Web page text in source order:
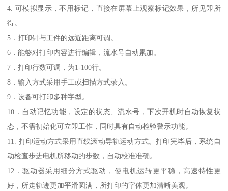
4. 可模拟显示，不用标记，直接在屏幕上观察标记效果，所见即所
得。
5．打印针与工件的远近距离可调。
6．能够对打印内容进行编辑，流水号自动累加。
7．打印行数可调，为1-100行。
8．输入方式采用手工或扫描方式录入。
9．设备可打印多种字型。
10．自动记忆功能，设定的状态、流水号，下次开机时自动恢复状
态，不需初始化可立即工作，同时具有自动检验警示功能。
11. 打印运动方式采用直线滚动导轨运动方式。打印完毕后，系统自
动检查步进电机所移动的步数，自动校准准确。
12．驱动器采用细分方式驱动，使电机运转更平稳，高速特性更
好，所走轨迹更加平滑圆满，所打印的字体更加清晰美观。